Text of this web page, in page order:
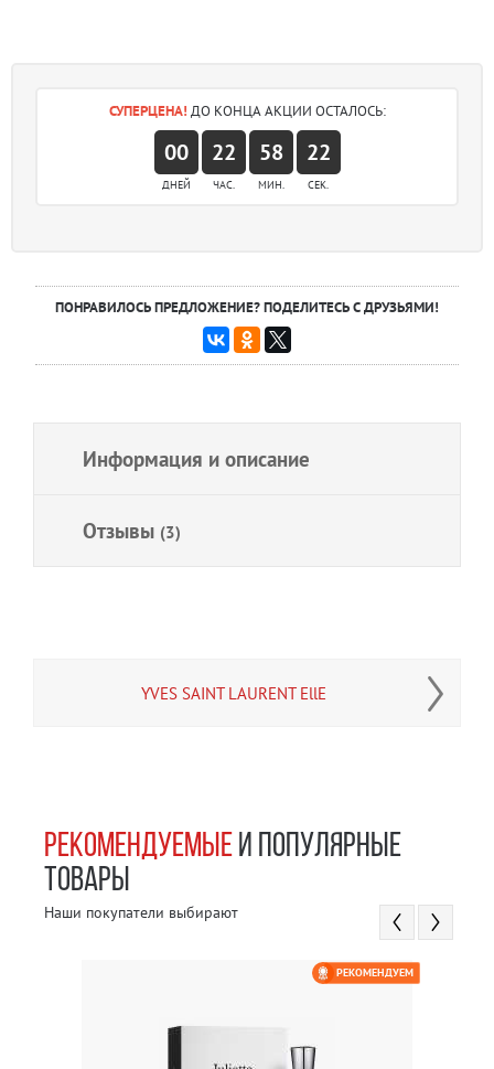
СУПЕРЦЕНА! ДО КОНЦА АКЦИИ ОСТАЛОСЬ:
00 22 58 22
ДНЕЙ ЧАС. МИН. СЕК.
ПОНРАВИЛОСЬ ПРЕДЛОЖЕНИЕ? ПОДЕЛИТЕСЬ С ДРУЗЬЯМИ!
Информация и описание
Отзывы (3)
YVES SAINT LAURENT EllE
РЕКОМЕНДУЕМЫЕИ ПОПУЛЯРНЫЕ
ТОВАРЫ
Наши покупатели выбирают
РЕКОМЕНДУЕМ